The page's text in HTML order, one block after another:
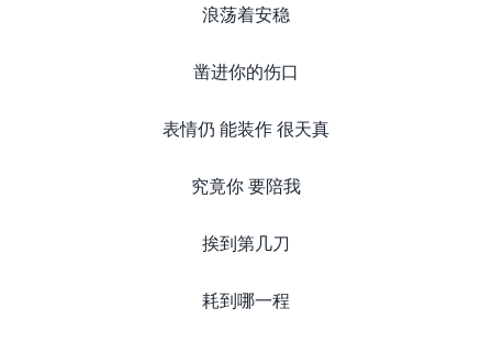
浪荡着安稳
凿进你的伤口
表情仍 能装作 很天真
究竟你 要陪我
挨到第几刀
耗到哪一程